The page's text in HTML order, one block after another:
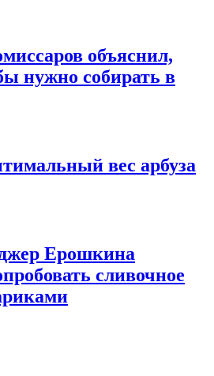
объяснил,
нужно собирать в
вес арбуза
Ерошкина
сливочное